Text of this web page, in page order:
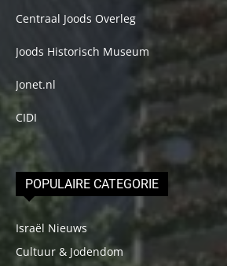
Centraal Joods Overleg
Joods Historisch Museum
Jonet.nl
CIDI
POPULAIRE CATEGORIE
Israël Nieuws
Cultuur & Jodendom